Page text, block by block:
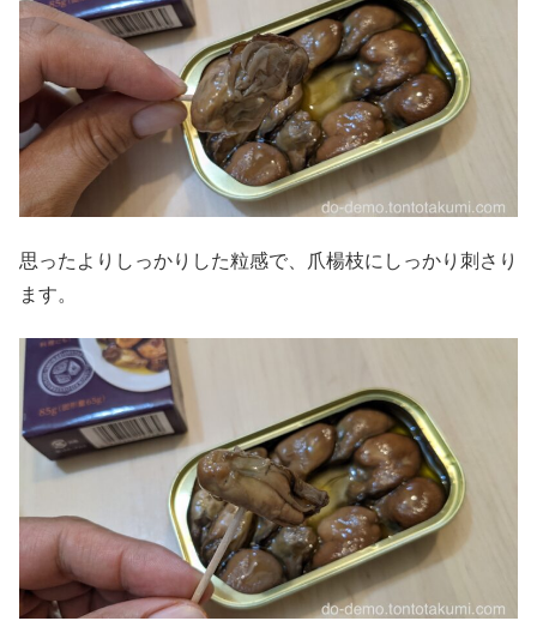
思ったよりしっかりした粒感で、爪楊枝にしっかり刺さり
ます。